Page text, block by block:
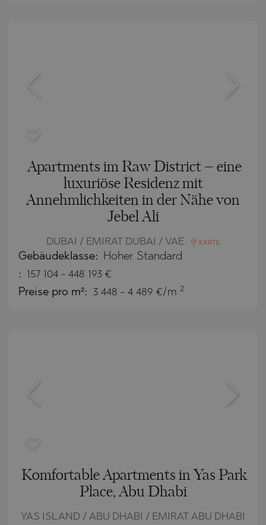
Apartments im Raw District – eine
luxuriöse Residenz mit
Annehmlichkeiten in der Nähe von
Jebel Ali
DUBAI / EMIRAT DUBAI / VAE KARTE
Gebäudeklasse: Hoher Standard
: 157 104 - 448 193 €
Preise pro m²: 3 448 - 4 489 €/m 2
Komfortable Apartments in Yas Park
Place, Abu Dhabi
YAS ISLAND / ABU DHABI / EMIRAT ABU DHABI